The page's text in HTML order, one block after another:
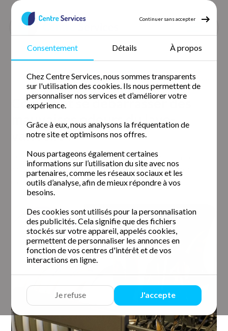
Continuer sans accepter
Consentement Détails À propos
Chez Centre Services, nous sommes transparents
sur l'utilisation des cookies. Ils nous permettent de
personnaliser nos services et d’améliorer votre
expérience.
Grâce à eux, nous analysons la fréquentation de
notre site et optimisons nos offres.
Nous partageons également certaines
informations sur l’utilisation du site avec nos
partenaires, comme les réseaux sociaux et les
outils d’analyse, afin de mieux répondre à vos
besoins.
Des cookies sont utilisés pour la personnalisation
des publicités. Cela signifie que des fichiers
stockés sur votre appareil, appelés cookies,
permettent de personnaliser les annonces en
fonction de vos centres d'intérêt et de vos
interactions en ligne.
Je refuse J'accepte
Comment se debarrasser des mauvaises odeurs du lave vaisselle
Comment se débarrasser des
mauvaises odeurs du lave-
vaisselle ?
Dans un lave-vaisselle, des résidus peuvent s’incruster et
causer de mauvaises odeurs. Découvrez les recettes de
Centre Services pour les éliminer !